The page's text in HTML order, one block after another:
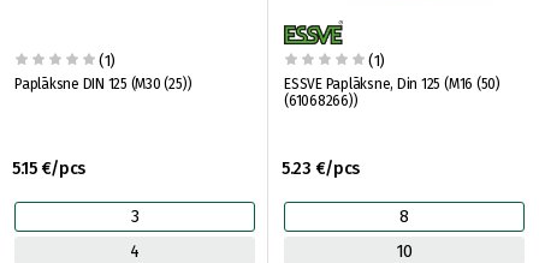
(1)
Paplāksne DIN 125 (M30 (25))
5.15 €/pcs
3
4
(1)
ESSVE Paplāksne, Din 125 (M16 (50)
(61068266))
5.23 €/pcs
8
10